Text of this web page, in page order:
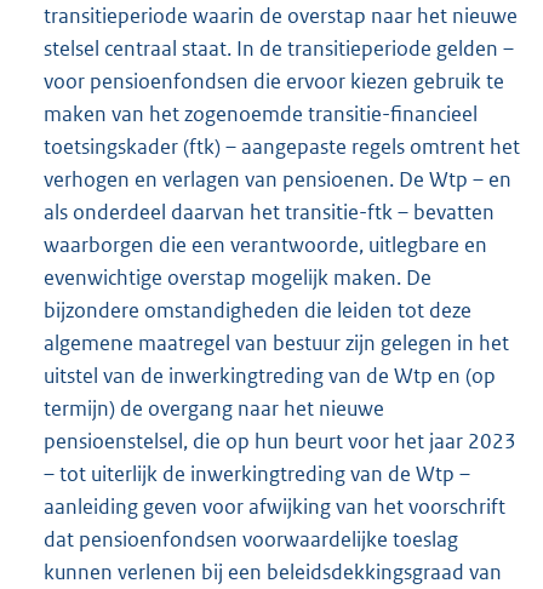
transitieperiode waarin de overstap naar het nieuwe
stelsel centraal staat. In de transitieperiode gelden –
voor pensioenfondsen die ervoor kiezen gebruik te
maken van het zogenoemde transitie-financieel
toetsingskader (ftk) – aangepaste regels omtrent het
verhogen en verlagen van pensioenen. De Wtp – en
als onderdeel daarvan het transitie-ftk – bevatten
waarborgen die een verantwoorde, uitlegbare en
evenwichtige overstap mogelijk maken. De
bijzondere omstandigheden die leiden tot deze
algemene maatregel van bestuur zijn gelegen in het
uitstel van de inwerkingtreding van de Wtp en (op
termijn) de overgang naar het nieuwe
pensioenstelsel, die op hun beurt voor het jaar 2023
– tot uiterlijk de inwerkingtreding van de Wtp –
aanleiding geven voor afwijking van het voorschrift
dat pensioenfondsen voorwaardelijke toeslag
kunnen verlenen bij een beleidsdekkingsgraad van